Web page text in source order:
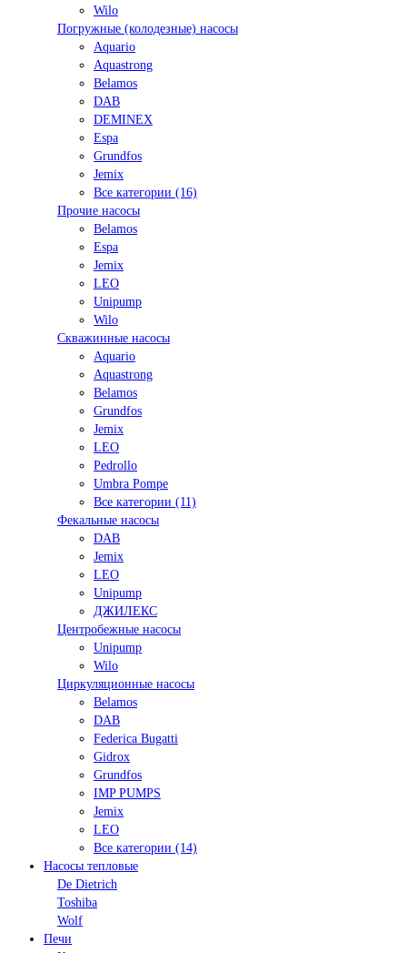
Wilo
Погружные (колодезные) насосы
Aquario
Aquastrong
Belamos
DAB
DEMINEX
Espa
Grundfos
Jemix
Все категории (16)
Прочие насосы
Belamos
Espa
Jemix
LEO
Unipump
Wilo
Скважинные насосы
Aquario
Aquastrong
Belamos
Grundfos
Jemix
LEO
Pedrollo
Umbra Pompe
Все категории (11)
Фекальные насосы
DAB
Jemix
LEO
Unipump
ДЖИЛЕКС
Центробежные насосы
Unipump
Wilo
Циркуляционные насосы
Belamos
DAB
Federica Bugatti
Gidrox
Grundfos
IMP PUMPS
Jemix
LEO
Все категории (14)
Насосы тепловые
De Dietrich
Toshiba
Wolf
Печи